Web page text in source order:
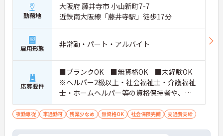
勤務地
大阪府 藤井寺市 小山新町7-7
近鉄南大阪線「藤井寺駅」徒歩17分
雇用形態 非常勤・パート・アルバイト
応募要件
■ブランクOK ■無資格OK ■未経験OK
※ヘルパー2級以上・社会福祉士・介護福祉
士・ホームヘルパー等の資格保持者や、福
祉系業務経験者、障害者支援施設経験者、
生活支援員、障害者支援員、就労支援員、
夜勤専従 車通勤可 残業少なめ 無資格OK 社会保険完備 交通費支給